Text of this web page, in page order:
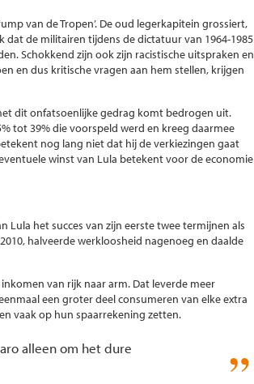
van de Tropen’. De oud legerkapitein grossiert,
de militairen tijdens de dictatuur van 1964-1985
Schokkend zijn ook zijn racistische uitspraken en
en dus kritische vragen aan hem stellen, krijgen
dit onfatsoenlijke gedrag komt bedrogen uit.
tot 39% die voorspeld werd en kreeg daarmee
nog lang niet dat hij de verkiezingen gaat
winst van Lula betekent voor de economie
Lula het succes van zijn eerste twee termijnen als
halveerde werkloosheid nagenoeg en daalde
van rijk naar arm. Dat leverde meer
een groter deel consumeren van elke extra
vaak op hun spaarrekening zetten.
alleen om het dure